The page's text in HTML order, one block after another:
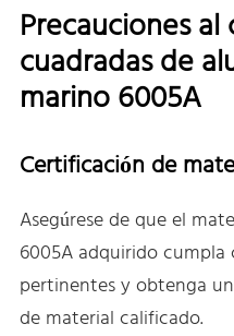
Precauciones
cuadradas de
marino 6005A
Certificación de
Asegúrese de que el
6005A adquirido cumpla
pertinentes y obtenga
de material calificado.